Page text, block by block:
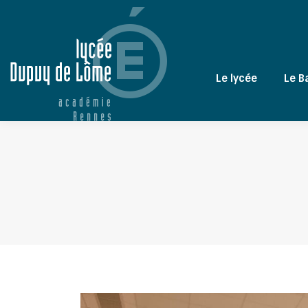
Le lycée Le